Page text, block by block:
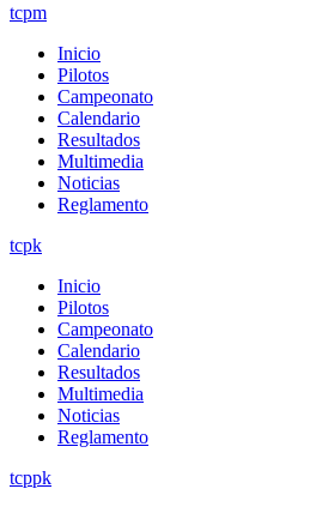
tcpm
Inicio
Pilotos
Campeonato
Calendario
Resultados
Multimedia
Noticias
Reglamento
tcpk
Inicio
Pilotos
Campeonato
Calendario
Resultados
Multimedia
Noticias
Reglamento
tcppk